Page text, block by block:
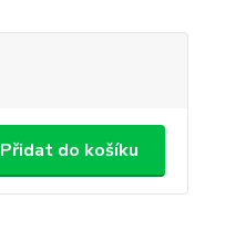
Přidat do košíku